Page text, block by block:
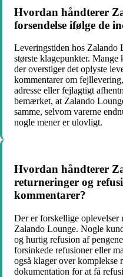
Hvordan håndterer
forsendelse ifølge de
Leveringstiden hos Zalando
største klagepunkter. Mange
der overstiger det oplyste
kommentarer om
adresse eller fejlagtigt
bemærket, at Zalando
samme, selvom varerne
nogle mener er ulovligt.
Hvordan håndterer
returneringer og
kommentarer?
Der er forskellige oplevelser
Zalando Lounge. Nogle
og hurtig refusion af
forsinkede refusioner eller
også klager over komplekse
dokumentation for at få